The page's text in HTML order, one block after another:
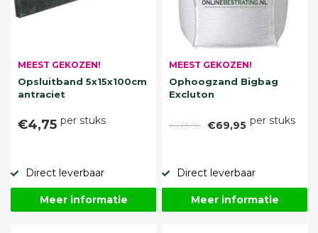
MEEST GEKOZEN!
Opsluitband 5x15x100cm
antraciet
€4,75 per stuks
Direct leverbaar
Meer informatie
MEEST GEKOZEN!
Ophoogzand Bigbag
Excluton
€89,95 €69,95 per stuks
Direct leverbaar
Meer informatie